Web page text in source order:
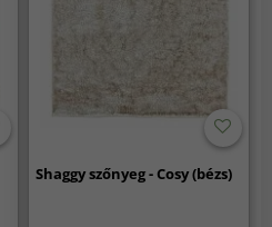
Shaggy szőnyeg - Cosy (bézs)